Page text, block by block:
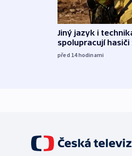
Jiný jazyk i
spolupracují hasiči
před 14hodinami